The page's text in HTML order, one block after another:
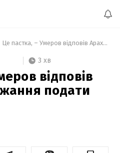
Це пастка, – Умеров відповів Арахамії на бажання подати воду в Крим
3 хв
відповів
подати